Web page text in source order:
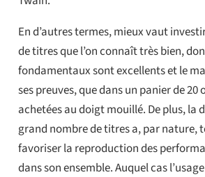
En d’autres termes, mieux vaut
de titres que l’on connaît très bien,
fondamentaux sont excellents et le
ses preuves, que dans un panier de 20
achetées au doigt mouillé. De plus, la
grand nombre de titres a, par nature,
favoriser la reproduction des
dans son ensemble. Auquel cas